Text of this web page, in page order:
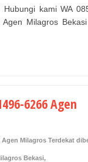
kami WA
Milagros
6266 Agen
Agen Milagros Terdekat
Bekasi,